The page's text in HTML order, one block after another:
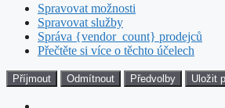
Spravovat možnosti
Spravovat služby
Správa {vendor_count} prodejců
Přečtěte si více o těchto účelech
Příjmout Odmítnout Předvolby Uložit